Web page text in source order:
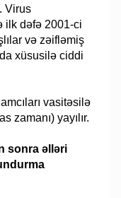
Virus
ilk dəfə 2001-ci
və zəifləmiş
xüsusilə ciddi
vasitəsilə
zamanı) yayılır.
sonra əlləri